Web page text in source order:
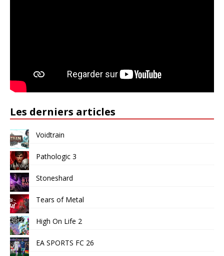
Les derniers articles
Voidtrain
Pathologic 3
Stoneshard
Tears of Metal
High On Life 2
EA SPORTS FC 26